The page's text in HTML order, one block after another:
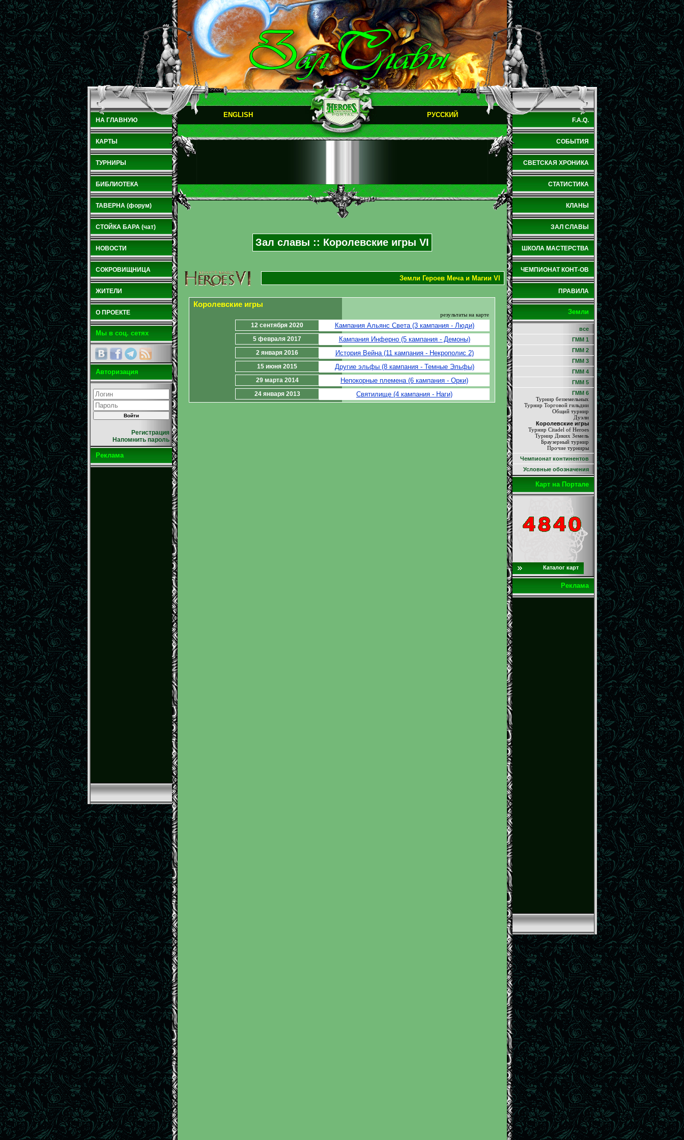
НА ГЛАВНУЮ
КАРТЫ
ТУРНИРЫ
БИБЛИОТЕКА
ТАВЕРНА (форум)
СТОЙКА БАРА (чат)
НОВОСТИ
СОКРОВИЩНИЦА
ЖИТЕЛИ
О ПРОЕКТЕ
Мы в соц. сетях
Авторизация
Регистрация
Напомнить пароль
Реклама
ENGLISH РУССКИЙ
Зал славы :: Королевские игры VI
Земли Героев Меча и Магии VI
Королевские игры
результаты на карте
12 сентября 2020 Кампания Альянс Света (3 кампания - Люди)
5 февраля 2017 Кампания Инферно (5 кампания - Демоны)
2 января 2016 История Вейна (11 кампания - Некрополис 2)
15 июня 2015 Другие эльфы (8 кампания - Темные Эльфы)
29 марта 2014 Непокорные племена (6 кампания - Орки)
24 января 2013 Святилище (4 кампания - Наги)
F.A.Q.
СОБЫТИЯ
СВЕТСКАЯ ХРОНИКА
СТАТИСТИКА
КЛАНЫ
ЗАЛ СЛАВЫ
ШКОЛА МАСТЕРСТВА
ЧЕМПИОНАТ КОНТ-ОВ
ПРАВИЛА
Земли
все
ГММ 1
ГММ 2
ГММ 3
ГММ 4
ГММ 5
ГММ 6
Турнир безземельных
Турнир Торговой гильдии
Общий турнир
Дуэли
Королевские игры
Турнир Citadel of Heroes
Турнир Диких Земель
Браузерный турнир
Прочие турниры
Чемпионат континентов
Условные обозначения
Карт на Портале
Каталог карт
Реклама